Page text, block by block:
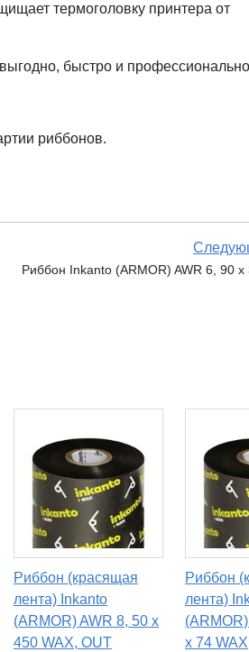
термоголовку принтера от
быстро и
риббонов.
Риббон Inkanto (ARMOR) AWR 6, 90 x
Риббон (красящая
лента) Inkanto
(ARMOR) AWR 8, 50 х
450 WAX, OUT
Риббон
лента)
х 74